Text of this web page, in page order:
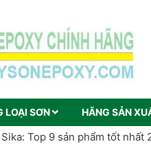
LOẠI SƠN HÃNG SẢN
Top 9 sản phẩm tốt nhất